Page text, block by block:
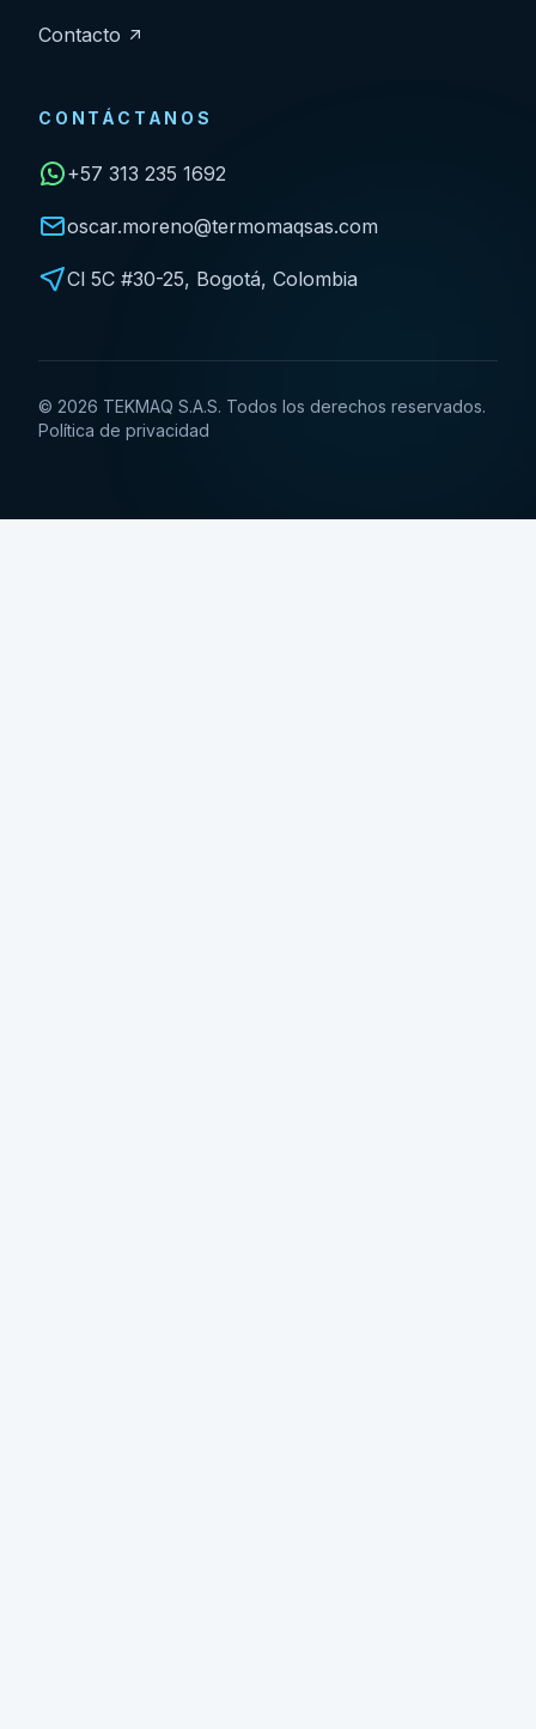
Contacto
CONTÁCTANOS
+57 313 235 1692
oscar.moreno@termomaqsas.com
Cl 5C #30-25, Bogotá, Colombia
© 2026 TEKMAQ S.A.S. Todos los derechos reservados.
Política de privacidad